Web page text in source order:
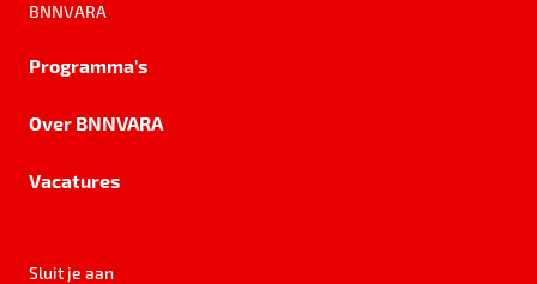
BNNVARA
Programma's
Over BNNVARA
Vacatures
Sluit je aan